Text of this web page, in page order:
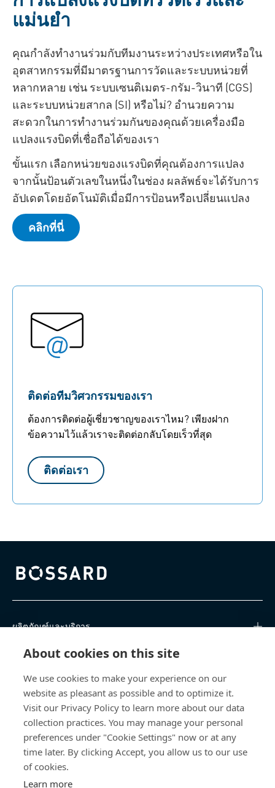
About cookies on this site
We use cookies to make your experience on our
website as pleasant as possible and to optimize it.
Visit our Privacy Policy to learn more about our data
collection practices. You may manage your personal
preferences under "Cookie Settings" now or at any
time later. By clicking Accept, you allow us to our use
of cookies.
Learn more
แม่นยำ
คุณกำลังทำงานร่วมกับทีมงานระหว่างประเทศหรือใน
อุตสาหกรรมที่มีมาตรฐานการวัดและระบบหน่วยที่
หลากหลาย เช่น ระบบเซนติเมตร-กรัม-วินาที (CGS)
และระบบหน่วยสากล (SI) หรือไม่? อำนวยความ
สะดวกในการทำงานร่วมกันของคุณด้วยเครื่องมือ
แปลงแรงบิดที่เชื่อถือได้ของเรา
ขั้นแรก เลือกหน่วยของแรงบิดที่คุณต้องการแปลง
จากนั้นป้อนตัวเลขในหนึ่งในช่อง ผลลัพธ์จะได้รับการ
อัปเดตโดยอัตโนมัติเมื่อมีการป้อนหรือเปลี่ยนแปลง
คลิกที่นี่
ติดต่อทีมวิศวกรรมของเรา
ต้องการติดต่อผู้เชี่ยวชาญของเราไหม? เพียงฝาก
ข้อความไว้แล้วเราจะติดต่อกลับโดยเร็วที่สุด
ติดต่อเรา
Bossard homepage
ผลิตภัณฑ์และบริการ
ศูนย์การเรียนรู้
การเข้าถึงโดยตรง
เกี่ยวกับเรา
Bossard (Thailand) Limited